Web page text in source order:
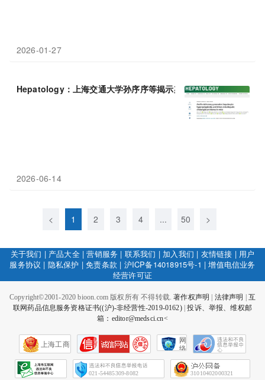
2026-01-27
Hepatology：上海交通大学孙序序等揭示染色体异常与肝细胞转
2026-06-14
< 1 2 3 4 ... 50 >
关于我们 | 产品大全|营销服务 | 联系我们 | 加入我们 | 友情链接 | 用户
服务协议 | 隐私保护 |免责条款 | 沪ICP备14018915号-1 |增值电信业务
经营许可证
Copyright©2001-2020 bioon.com 版权所有 不得转载.著作权声明 法律声明
互
联网药品信息服务资格证书((沪)-非经营性-2019-0162)|投诉、举报、维权邮
箱：editor@medsci.cn<
上海工商
网
络
会
征
021-54485309-8082 31010402000321